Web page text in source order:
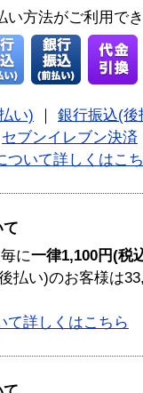
い方法がご利用で
い)
銀行振込(後
セブンイレブン決済
ついて詳しくはこ
に一律1,100円(税
払い)のお客様は
て詳しくはこちら